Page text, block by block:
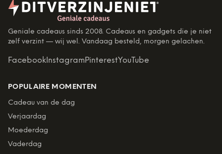
Geniale cadeaus sinds 2008. Cadeaus en gadgets die je niet
zelf verzint — wij wel. Vandaag besteld, morgen gelachen.
Facebook InstagramPinterestYouTube
POPULAIRE MOMENTEN
Cadeau van de dag
Verjaardag
Moederdag
Vaderdag